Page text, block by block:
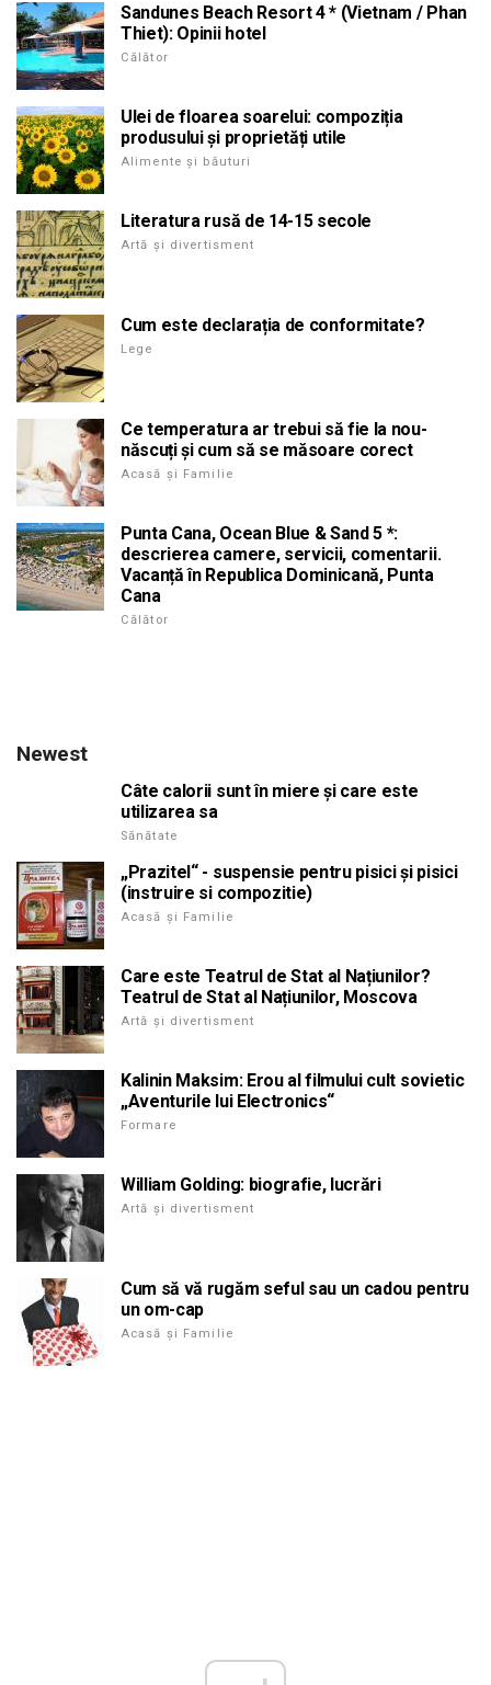
Sandunes Beach Resort 4 * (Vietnam / Phan
Thiet): Opinii hotel
Călător
Ulei de floarea soarelui: compoziția
produsului și proprietăți utile
Alimente și băuturi
Literatura rusă de 14-15 secole
Artă și divertisment
Cum este declarația de conformitate?
Lege
Ce temperatura ar trebui să fie la nou-
născuți și cum să se măsoare corect
Acasă și Familie
Punta Cana, Ocean Blue & Sand 5 *:
descrierea camere, servicii, comentarii.
Vacanță în Republica Dominicană, Punta
Cana
Călător
Newest
Câte calorii sunt în miere și care este
utilizarea sa
Sănătate
„Prazitel“ - suspensie pentru pisici și pisici
(instruire si compozitie)
Acasă și Familie
Care este Teatrul de Stat al Națiunilor?
Teatrul de Stat al Națiunilor, Moscova
Artă și divertisment
Kalinin Maksim: Erou al filmului cult sovietic
„Aventurile lui Electronics“
Formare
William Golding: biografie, lucrări
Artă și divertisment
Cum să vă rugăm seful sau un cadou pentru
un om-cap
Acasă și Familie